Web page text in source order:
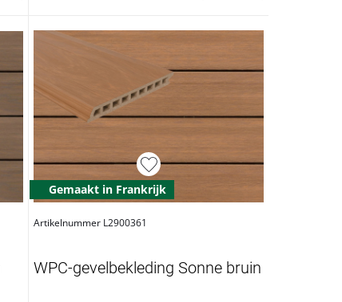
Gemaakt in Frankrijk
Artikelnummer L2900361
WPC-gevelbekleding Sonne bruin